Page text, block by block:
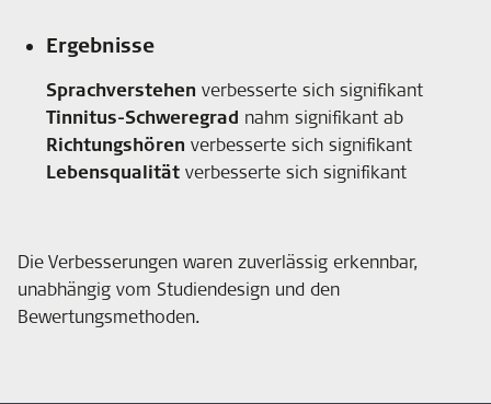
Ergebnisse
Sprachverstehen verbesserte sich signifikant
Tinnitus-Schweregrad nahm signifikant ab
Richtungshören verbesserte sich signifikant
Lebensqualitätverbesserte sich signifikant
Die Verbesserungen waren zuverlässig erkennbar,
unabhängig vom Studiendesign und den
Bewertungsmethoden.